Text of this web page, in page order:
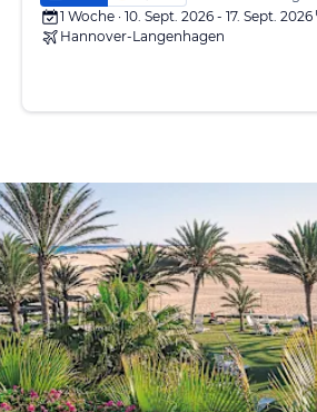
1 Woche · 10. Sept. 2026 - 17. Sept. 2026
Hannover-Langenhagen